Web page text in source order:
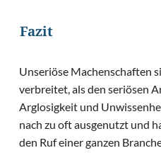
Fazit
Unseriöse Machenschaften
verbreitet, als den seriösen
Arglosigkeit und
nach zu oft ausgenutzt und
den Ruf einer ganzen